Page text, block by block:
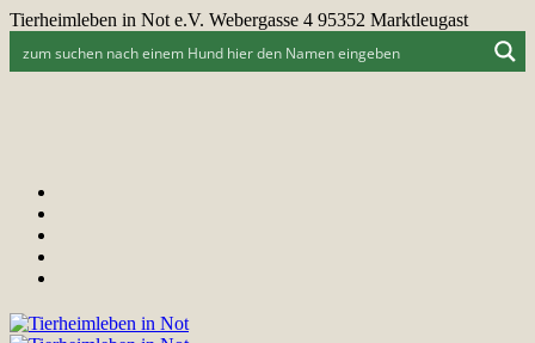
Tierheimleben in Not e.V. Webergasse 4 95352 Marktleugast